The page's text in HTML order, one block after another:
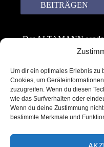
Um dir ein optimales Erlebnis zu
Cookies, um
zuzugreifen. Wenn du diesen
wie das Surfverhalten oder
Wenn du deine Zustimmung
bestimmte Merkmale und
Der ALTAMANN
keinen Spam! Er gibt
weiter. Erfahre mehr in
unserer
Datenschutzerklärung